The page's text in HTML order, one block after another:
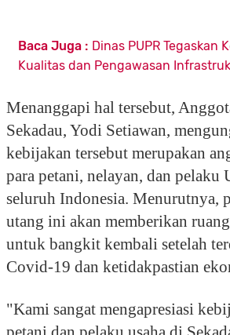
Baca Juga : Dinas PUPR Tegaskan
Kualitas dan Pengawasan
Menanggapi hal tersebut,
Sekadau, Yodi Setiawan,
kebijakan tersebut merupakan
para petani, nelayan, dan
seluruh Indonesia. Menurutnya,
utang ini akan memberikan
untuk bangkit kembali setelah
Covid-19 dan ketidakpastian
"Kami sangat mengapresiasi